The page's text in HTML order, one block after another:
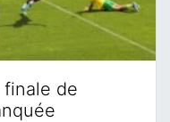
finale de